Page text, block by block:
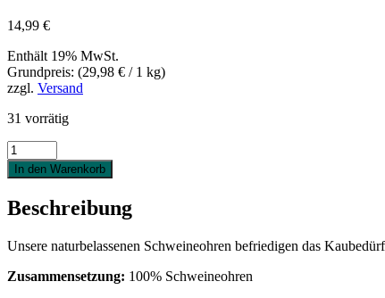
14,99 €
Enthält 19% MwSt.
Grundpreis: (29,98 € / 1 kg)
zzgl. Versand
31 vorrätig
Schweineohren
(500g)
Menge
In den Warenkorb
Beschreibung
Unsere naturbelassenen Schweineohren befriedigen das
Zusammensetzung: 100% Schweineohren